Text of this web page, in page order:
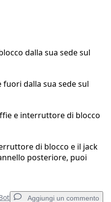
dalla sua sede sul
dalla sua sede sul
e interruttore di blocco
di blocco e il jack
posteriore, puoi
Aggiungi un commento